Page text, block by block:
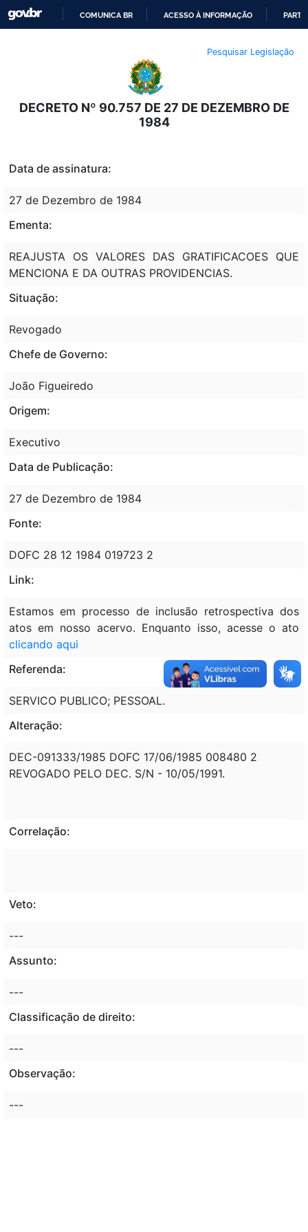
O
CONTEÚDO
COMUNICA BR ACESSO À INFORMAÇÃO
Pesquisar Legislação
DECRETO Nº 90.757 DE 27 DE DEZEMBRO DE
1984
Data de assinatura:
27 de Dezembro de 1984
Ementa:
REAJUSTA OS VALORES DAS GRATIFICACOES QUE
MENCIONA E DA OUTRAS PROVIDENCIAS.
Situação:
Revogado
Chefe de Governo:
João Figueiredo
Origem:
Executivo
Data de Publicação:
27 de Dezembro de 1984
Fonte:
DOFC 28 12 1984 019723 2
Link:
Estamos em processo de inclusão retrospectiva dos
atos em nosso acervo. Enquanto isso, acesse o ato
clicando aqui
Referenda:
SERVICO PUBLICO; PESSOAL.
Alteração:
DEC-091333/1985 DOFC 17/06/1985 008480 2
REVOGADO PELO DEC. S/N - 10/05/1991.
Correlação:
Veto:
---
Assunto:
---
Classificação de direito:
---
Observação:
---